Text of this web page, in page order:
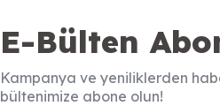
E-Bülten
Kampanya ve yeniliklerden
bültenimize abone olun!